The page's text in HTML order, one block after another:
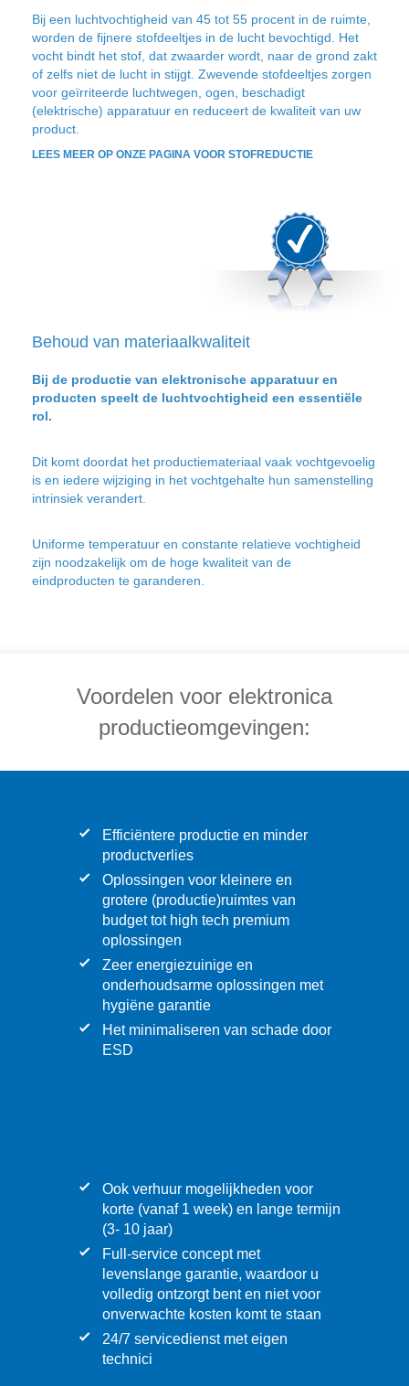
Bij een luchtvochtigheid van 45 tot 55 procent in de ruimte,
worden de fijnere stofdeeltjes in de lucht bevochtigd. Het
vocht bindt het stof, dat zwaarder wordt, naar de grond zakt
of zelfs niet de lucht in stijgt. Zwevende stofdeeltjes zorgen
voor geïrriteerde luchtwegen, ogen, beschadigt
(elektrische) apparatuur en reduceert de kwaliteit van uw
product.
LEES MEER OP ONZE PAGINA VOOR STOFREDUCTIE
Behoud van materiaalkwaliteit
Bij de productie van elektronische apparatuur en
producten speelt de luchtvochtigheid een essentiële
rol.
Dit komt doordat het productiemateriaal vaak vochtgevoelig
is en iedere wijziging in het vochtgehalte hun samenstelling
intrinsiek verandert.
Uniforme temperatuur en constante relatieve vochtigheid
zijn noodzakelijk om de hoge kwaliteit van de
eindproducten te garanderen.
Voordelen voor elektronica
productieomgevingen:
Efficiëntere productie en minder
productverlies
Oplossingen voor kleinere en
grotere (productie)ruimtes van
budget tot high tech premium
oplossingen
Zeer energiezuinige en
onderhoudsarme oplossingen met
hygiëne garantie
Het minimaliseren van schade door
ESD
Ook verhuur mogelijkheden voor
korte (vanaf 1 week) en lange termijn
(3- 10 jaar)
Full-service concept met
levenslange garantie, waardoor u
volledig ontzorgt bent en niet voor
onverwachte kosten komt te staan
24/7 servicedienst met eigen
technici